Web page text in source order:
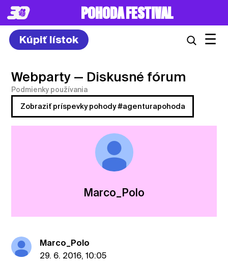
POHODA FESTIVAL
Kúpiť lístok ☰
Webparty — Diskusné fórum
Podmienky používania
Zobraziť príspevky pohody #agenturapohoda
Marco_Polo
Marco_Polo
29. 6. 2016, 10:05